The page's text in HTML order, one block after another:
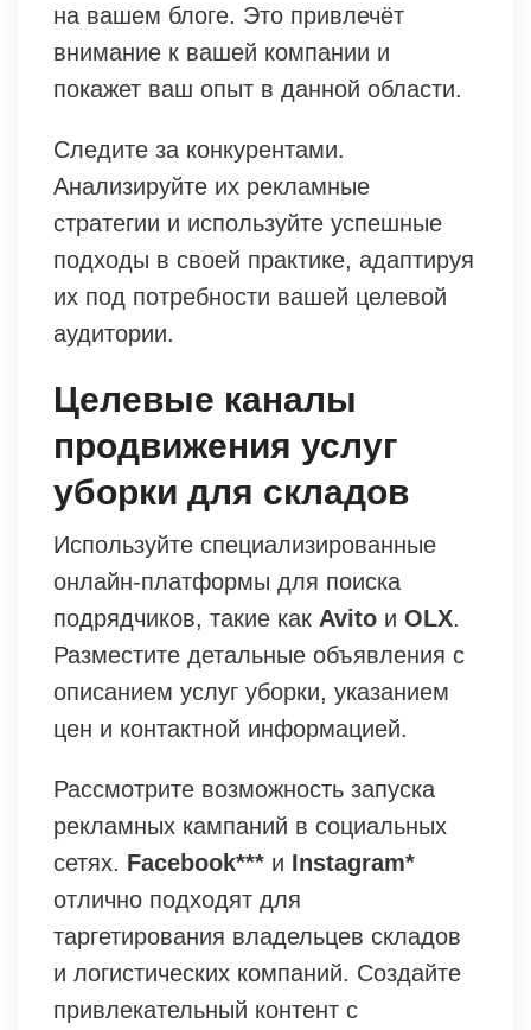
на вашем блоге. Это привлечёт
внимание к вашей компании и
покажет ваш опыт в данной области.
Следите за конкурентами.
Анализируйте их рекламные
стратегии и используйте успешные
подходы в своей практике, адаптируя
их под потребности вашей целевой
аудитории.
Целевые каналы
продвижения услуг
уборки для складов
Используйте специализированные
онлайн-платформы для поиска
подрядчиков, такие как Avito и OLX.
Разместите детальные объявления с
описанием услуг уборки, указанием
цен и контактной информацией.
Рассмотрите возможность запуска
рекламных кампаний в социальных
сетях. Facebook*** и Instagram*
отлично подходят для
таргетирования владельцев складов
и логистических компаний. Создайте
привлекательный контент с